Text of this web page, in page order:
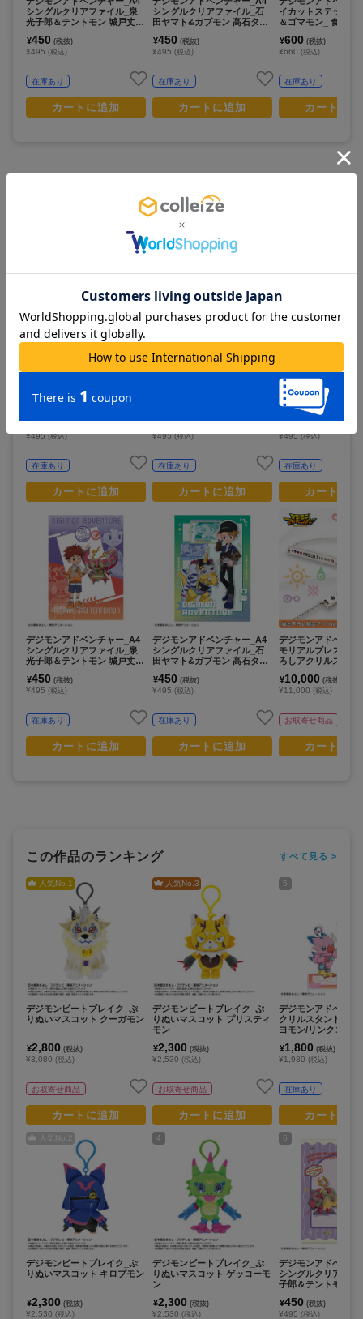
シングルクリアファイル_泉
光子郎＆テントモン 城戸丈＆
¥450 (税抜)
¥495 (税込)
在庫あり
カートに追加
シングルクリアファイル_石
田ヤマト&ガブモン 高石タケ
¥450 (税抜)
¥495 (税込)
在庫あり
カートに追加
イカットステッカー
＆ゴマモン_ 食べ物
¥600 (税抜)
¥660 (税込)
在庫あり
カートに
この商品を見ている人は
こちらの商品もチェックしています
シングルクリアファイル_八
神太一＆アグモン 八神ヒカリ
450
¥495(税込)
在庫あり
カートに追加
デジモンアドベンチャー_A4
シングルクリアファイル_泉
光子郎＆テントモン 城戸丈＆
¥450 (税抜)
¥495 (税込)
在庫あり
カートに追加
450
¥495(税込)
在庫あり
カートに追加
デジモンアドベンチャー_A4
シングルクリアファイル_石
田ヤマト&ガブモン 高石タケ
¥450 (税抜)
¥495 (税込)
在庫あり
カートに追加
デジモンアドベンチ
シングルクリアファ
之内空&ピヨモン 太
&パルモン/リンクコ
450
¥495(税込)
在庫あり
カートに
デジモンアドベンチ
モリアルブレスレッ
ろしアクリルスタン
¥10,000 (税抜)
¥11,000 (税込)
お取寄せ商品
カートに
この作品のランキング すべて見る >
人気No.1
デジモンビートブレイク_ぷ
りぬいマスコット クーガモン
¥2,800 (税抜)
¥3,080 (税込)
お取寄せ商品
カートに追加
人気No. 2
デジモンビートブレイク_ぷ
りぬいマスコット キロプモン
¥2,300 (税抜)
¥2,530 (税込)
人気No.3
デジモンビートブレイク_ぷ
りぬいマスコット プリスティ
モン
¥2,300 (税抜)
¥2,530 (税込)
お取寄せ商品
カートに追加
4
デジモンビートブレイク_ぷ
りぬいマスコット ゲッコーモ
ン
¥2,300 (税抜)
¥2,530 (税込)
5
デジモンアドベンチ
クリルスタンド_武
ヨモン/リンクコーデ
¥1,800 (税抜)
¥1,980 (税込)
在庫あり
カートに
6
デジモンアドベンチ
シングルクリアファ
子郎＆テントモン
¥450 (税抜)
¥495 (税込)